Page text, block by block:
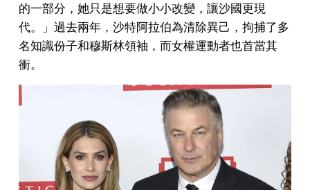
的一部分，她只是想要做小小改變，讓沙國更現
代。」過去兩年，沙特阿拉伯為清除異己，拘捕了多
名知識份子和穆斯林領袖，而女權運動者也首當其
衝。